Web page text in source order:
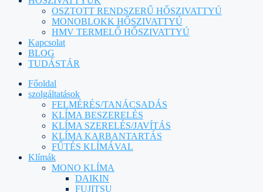
OSZTOTT RENDSZERŰ HŐSZIVATTYÚ
MONOBLOKK HŐSZIVATTYÚ
HMV TERMELŐ HŐSZIVATTYÚ
Kapcsolat
BLOG
TUDÁSTÁR
Főoldal
szolgáltatások
FELMÉRÉS/TANÁCSADÁS
KLÍMA BESZERELÉS
KLÍMA SZERELÉS/JAVÍTÁS
KLÍMA KARBANTARTÁS
FŰTÉS KLÍMÁVAL
Klímák
MONO KLÍMA
DAIKIN
FUJITSU